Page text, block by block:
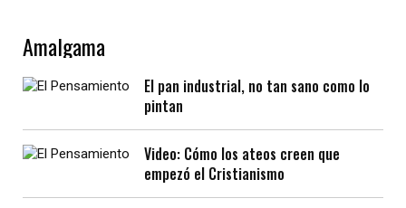
Amalgama
El pan industrial, no tan sano como lo
pintan
Video: Cómo los ateos creen que
empezó el Cristianismo